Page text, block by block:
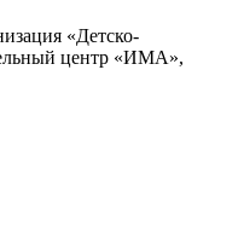
«Детско-
центр «ИМА»,